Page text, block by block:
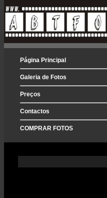
Página Principal
Galeria de Fotos
Preços
Contactos
COMPRAR FOTOS